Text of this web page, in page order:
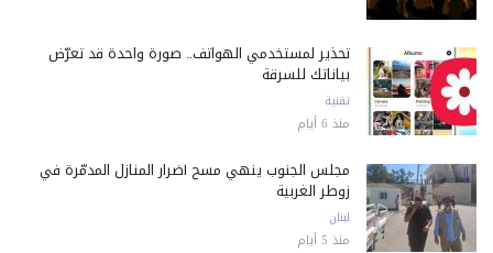
تحذير لمستخدمي الهواتف.. صورة واحدة قد تعرّض
بياناتك للسرقة
تقنية
منذ 6 أيام
مجلس الجنوب ينهي مسح أضرار المنازل المدمّرة في
زوطر الغربية
لبنان
منذ 5 أيام